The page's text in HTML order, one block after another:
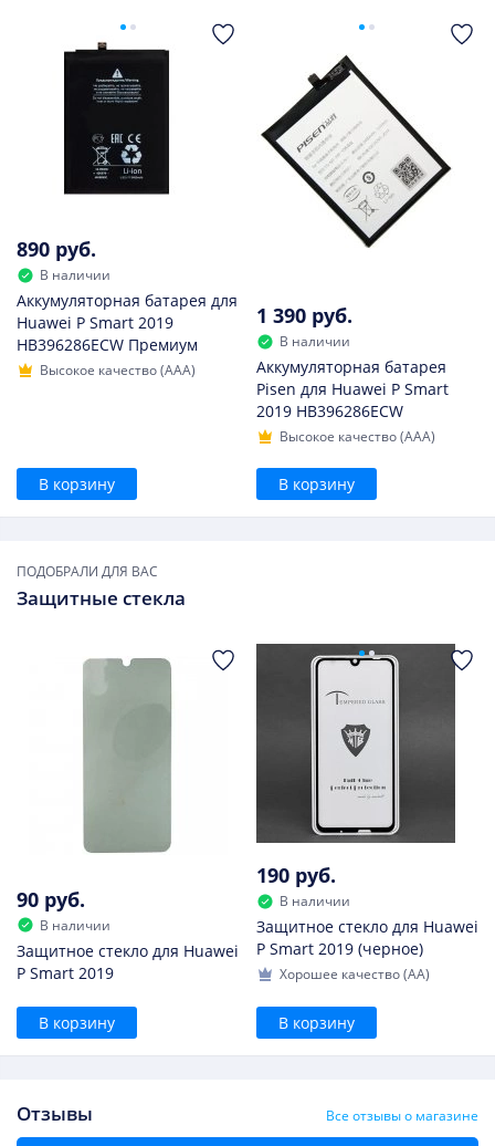
890 руб.
В наличии
Аккумуляторная батарея для
Huawei P Smart 2019
HB396286ECW Премиум
Высокое качество (AAA)
В корзину
1 390 руб.
В наличии
Аккумуляторная батарея
Pisen для Huawei P Smart
2019 HB396286ECW
Высокое качество (AAA)
В корзину
ПОДОБРАЛИ ДЛЯ ВАС
Защитные стекла
90 руб.
В наличии
Защитное стекло для Huawei
P Smart 2019
В корзину
190 руб.
В наличии
Защитное стекло для Huawei
P Smart 2019 (черное)
Хорошее качество (AA)
В корзину
Отзывы Все отзывы о магазине